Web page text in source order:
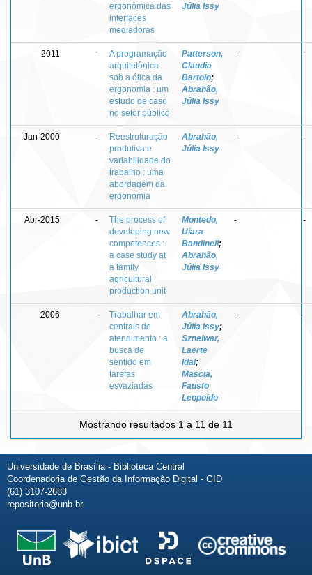
ergonômica das
interfaces
mediadoras
Júlia Issy
2011 -
A programação
arquitetônica
sob a ótica da
ergonomia : um
estudo de caso
no setor público
Patterson,
Claudia
Bartolo;
Abrahão,
Júlia Issy
- -
Jan-2000 -
Reestruturação
produtiva e
variabilidade do
trabalho : uma
abordagem da
ergonomia
Abrahão,
Júlia Issy
- -
Abr-2015 -
The process of
developing new
competences :
a case study at
a family
agricultural
production unit
Montedo,
Uiara
Bandineli;
Abrahão,
Júlia Issy
- -
2006 -
Trabalhar em
centrais de
atendimento : a
busca de
sentido em
tarefas
esvaziadas
Abrahão,
Júlia Issy;
Sznelwar,
Laerte
Idal;
Mascia,
Fausto
Leopoldo
- -
Mostrando resultados 1 a 11 de 11
Universidade de Brasília - Biblioteca Central
Coordenadoria de Gestão da Informação Digital - GID
(61) 3107-2683
repositorio@unb.br